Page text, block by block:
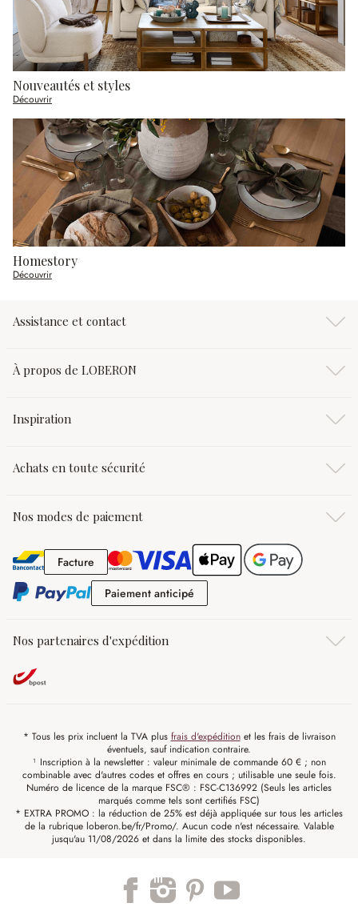
Nouveautés et styles
Découvrir
Homestory
Découvrir
Assistance et contact
À propos de LOBERON
Inspiration
Achats en toute sécurité
Nos modes de paiement
FactureFacture
Paiement anticipé
Nos partenaires d'expédition
* Tous les prix incluent la TVA plus frais d'expéditionet les frais de livraison
éventuels, sauf indication contraire.
¹ Inscription à la newsletter : valeur minimale de commande 60 € ; non
combinable avec d'autres codes et offres en cours ; utilisable une seule fois.
Numéro de licence de la marque FSC® : FSC-C136992 (Seuls les articles
marqués comme tels sont certifiés FSC)
* EXTRA PROMO : la réduction de 25% est déjà appliquée sur tous les articles
de la rubrique loberon.be/fr/Promo/. Aucun code n'est nécessaire. Valable
jusqu'au 11/08/2026 et dans la limite des stocks disponibles.